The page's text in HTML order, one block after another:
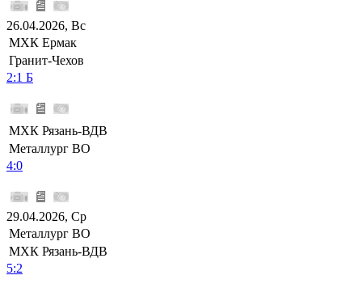
26.04.2026, Вс
МХК Ермак
Гранит-Чехов
2:1 Б
МХК Рязань-ВДВ
Металлург ВО
4:0
29.04.2026, Ср
Металлург ВО
МХК Рязань-ВДВ
5:2